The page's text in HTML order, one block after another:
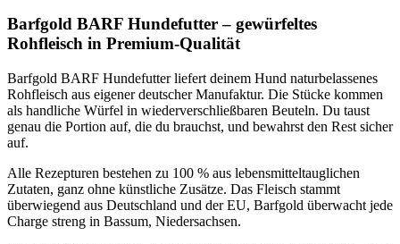
Barfgold BARF Hundefutter – gewürfeltes
Rohfleisch in Premium-Qualität
Barfgold BARF Hundefutter liefert deinem Hund naturbelassenes
Rohfleisch aus eigener deutscher Manufaktur. Die Stücke kommen
als handliche Würfel in wiederverschließbaren Beuteln. Du taust
genau die Portion auf, die du brauchst, und bewahrst den Rest sicher
auf.
Alle Rezepturen bestehen zu 100 % aus lebensmittel­tauglichen
Zutaten, ganz ohne künstliche Zusätze. Das Fleisch stammt
überwiegend aus Deutschland und der EU, Barfgold überwacht jede
Charge streng in Bassum, Niedersachsen.